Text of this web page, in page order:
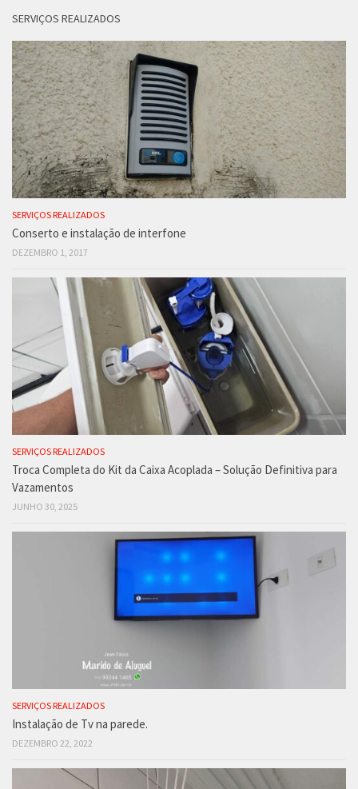
SERVIÇOS REALIZADOS
SERVIÇOS REALIZADOS
Conserto e instalação de interfone
DEZEMBRO 1, 2017
SERVIÇOS REALIZADOS
Troca Completa do Kit da Caixa Acoplada – Solução Definitiva para
Vazamentos
JUNHO 30, 2025
SERVIÇOS REALIZADOS
Instalação de Tv na parede.
DEZEMBRO 22, 2022